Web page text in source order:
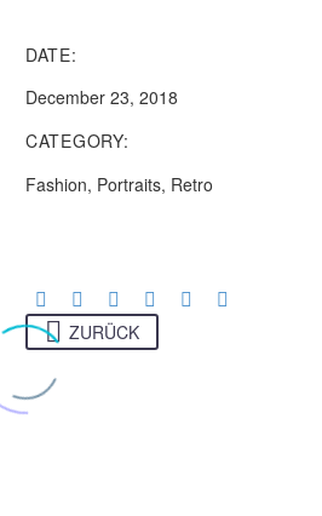
DATE:
December 23, 2018
CATEGORY:
Fashion, Portraits, Retro
ZURÜCK